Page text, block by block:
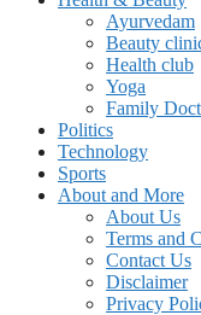
Ayurvedam
Beauty
Health club
Yoga
Family
Politics
Technology
Sports
About and More
About Us
Terms and
Contact Us
Disclaimer
Privacy